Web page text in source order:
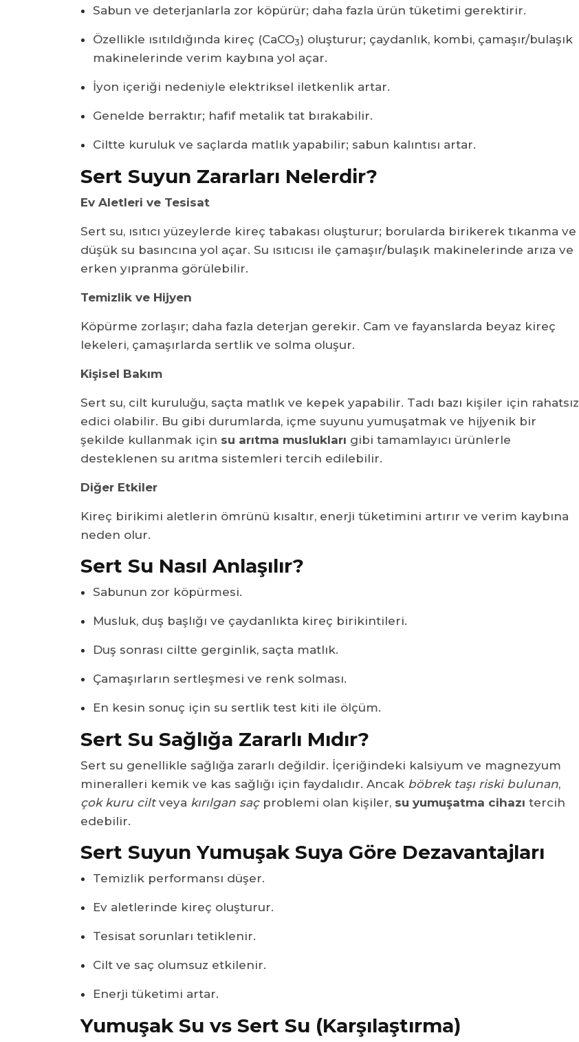
Sabun ve deterjanlarla zor köpürür; daha fazla ürün tüketimi gerektirir.
Özellikle ısıtıldığında kireç (CaCO3) oluşturur; çaydanlık, kombi, çamaşır/bulaşık
makinelerinde verim kaybına yol açar.
İyon içeriği nedeniyle elektriksel iletkenlik artar.
Genelde berraktır; hafif metalik tat bırakabilir.
Ciltte kuruluk ve saçlarda matlık yapabilir; sabun kalıntısı artar.
Sert Suyun Zararları Nelerdir?
Ev Aletleri ve Tesisat
Sert su, ısıtıcı yüzeylerde kireç tabakası oluşturur; borularda birikerek tıkanma ve
düşük su basıncına yol açar. Su ısıtıcısı ile çamaşır/bulaşık makinelerinde arıza ve
erken yıpranma görülebilir.
Temizlik ve Hijyen
Köpürme zorlaşır; daha fazla deterjan gerekir. Cam ve fayanslarda beyaz kireç
lekeleri, çamaşırlarda sertlik ve solma oluşur.
Kişisel Bakım
Sert su, cilt kuruluğu, saçta matlık ve kepek yapabilir. Tadı bazı kişiler için rahatsız
edici olabilir. Bu gibi durumlarda, içme suyunu yumuşatmak ve hijyenik bir
şekilde kullanmak için su arıtma muslukları gibi tamamlayıcı ürünlerle
desteklenen su arıtma sistemleri tercih edilebilir.
Diğer Etkiler
Kireç birikimi aletlerin ömrünü kısaltır, enerji tüketimini artırır ve verim kaybına
neden olur.
Sert Su Nasıl Anlaşılır?
Sabunun zor köpürmesi.
Musluk, duş başlığı ve çaydanlıkta kireç birikintileri.
Duş sonrası ciltte gerginlik, saçta matlık.
Çamaşırların sertleşmesi ve renk solması.
En kesin sonuç için su sertlik test kiti ile ölçüm.
Sert Su Sağlığa Zararlı Mıdır?
Sert su genellikle sağlığa zararlı değildir. İçeriğindeki kalsiyum ve magnezyum
mineralleri kemik ve kas sağlığı için faydalıdır. Ancak böbrek taşı riski bulunan,
çok kuru ciltveya kırılgan saçproblemi olan kişiler, su yumuşatma cihazı tercih
edebilir.
Sert Suyun Yumuşak Suya Göre Dezavantajları
Temizlik performansı düşer.
Ev aletlerinde kireç oluşturur.
Tesisat sorunları tetiklenir.
Cilt ve saç olumsuz etkilenir.
Enerji tüketimi artar.
Yumuşak Su vs Sert Su (Karşılaştırma)